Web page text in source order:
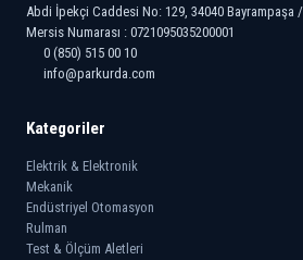
Abdi İpekçi Caddesi No: 129, 34040 Bayrampaşa
Mersis Numarası : 0721095035200001
0 (850) 515 00 10
info@parkurda.com
Kategoriler
Elektrik & Elektronik
Mekanik
Endüstriyel Otomasyon
Rulman
Test & Ölçüm Aletleri